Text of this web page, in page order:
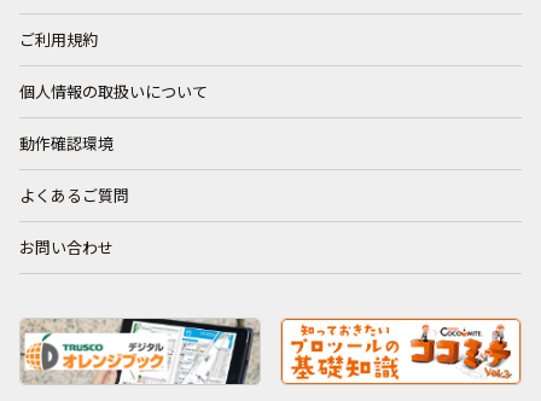
ご利用規約
個人情報の取扱いについて
動作確認環境
よくあるご質問
お問い合わせ